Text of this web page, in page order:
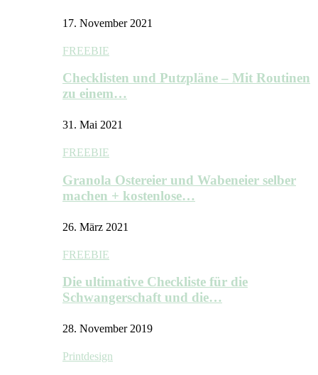
17. November 2021
FREEBIE
Checklisten und Putzpläne – Mit Routinen
zu einem…
31. Mai 2021
FREEBIE
Granola Ostereier und Wabeneier selber
machen + kostenlose…
26. März 2021
FREEBIE
Die ultimative Checkliste für die
Schwangerschaft und die…
28. November 2019
Printdesign